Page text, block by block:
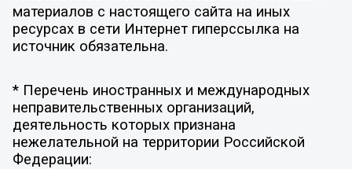
материалов с настоящего сайта на иных
ресурсах в сети Интернет гиперссылка на
источник обязательна.
* Перечень иностранных и международных
неправительственных организаций,
деятельность которых признана
нежелательной на территории Российской
Федерации: